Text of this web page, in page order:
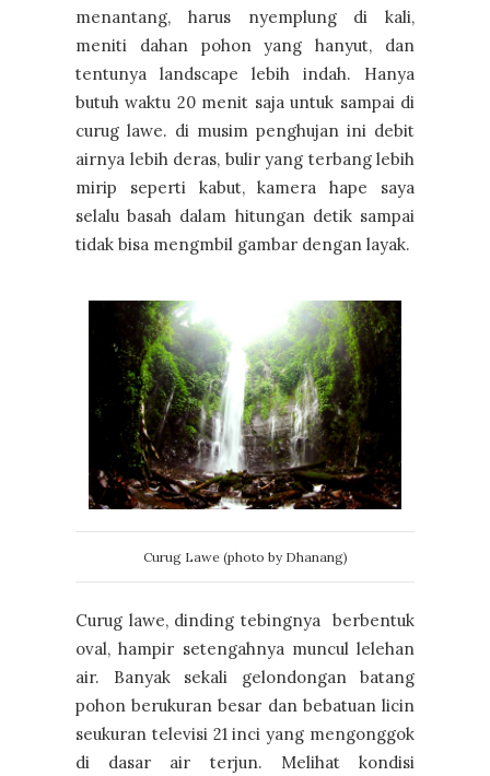
menantang, harus nyemplung di kali,
meniti dahan pohon yang hanyut, dan
tentunya landscape lebih indah. Hanya
butuh waktu 20 menit saja untuk sampai di
curug lawe. di musim penghujan ini debit
airnya lebih deras, bulir yang terbang lebih
mirip seperti kabut, kamera hape saya
selalu basah dalam hitungan detik sampai
tidak bisa mengmbil gambar dengan layak.
Curug Lawe (photo by Dhanang)
Curug lawe, dinding tebingnya berbentuk
oval, hampir setengahnya muncul lelehan
air. Banyak sekali gelondongan batang
pohon berukuran besar dan bebatuan licin
seukuran televisi 21 inci yang mengonggok
di dasar air terjun. Melihat kondisi